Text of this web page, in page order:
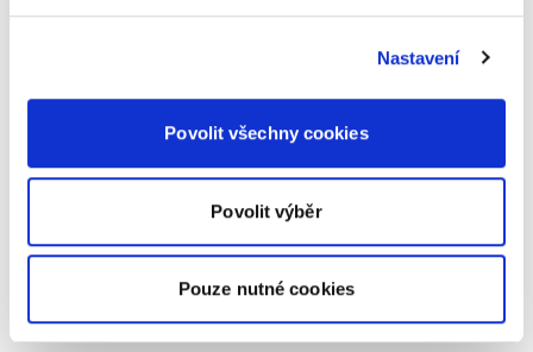
Nastavení
Povolit všechny cookies
Povolit výběr
Pouze nutné cookies